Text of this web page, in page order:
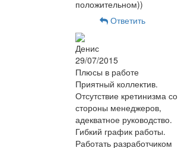
положительном))
Ответить
Денис
29/07/2015
Плюсы в работе
Приятный коллектив.
Отсутствие кретинизма со
стороны менеджеров,
адекватное руководство.
Гибкий график работы.
Работать разработчиком